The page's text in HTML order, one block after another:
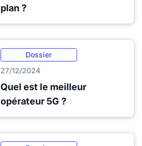
plan ?
Dossier
27/12/2024
Quel est le meilleur
opérateur 5G ?